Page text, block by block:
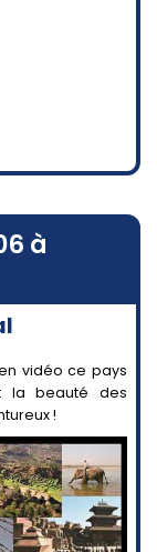
à
vidéo ce pays
la beauté des
!